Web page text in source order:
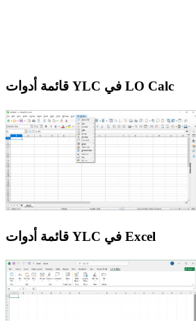
قائمة أدوات YLC في LO Calc
قائمة أدوات YLC في Excel